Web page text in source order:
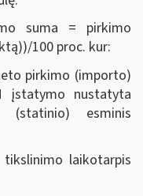
suma = pirkimo
100 proc. kur:
pirkimo (importo)
įstatymo nustatyta
esminis
laikotarpis